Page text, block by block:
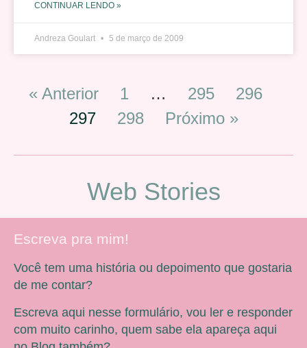
CONTINUAR LENDO »
Andreza Goulart 5 de março de 2009
« Anterior 1 … 295
296
297
298 Próximo »
Web Stories
Escreva pra mim!
Você tem uma história ou depoimento que gostaria
de me contar?
Escreva aqui nesse formulário, vou ler e responder
com muito carinho, quem sabe ela apareça aqui